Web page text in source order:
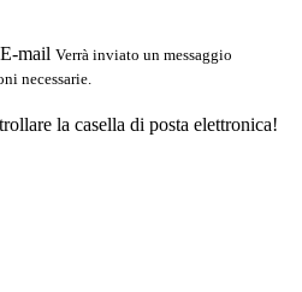
E-mail Verrà inviato un messaggio
necessarie.
la casella di posta elettronica!